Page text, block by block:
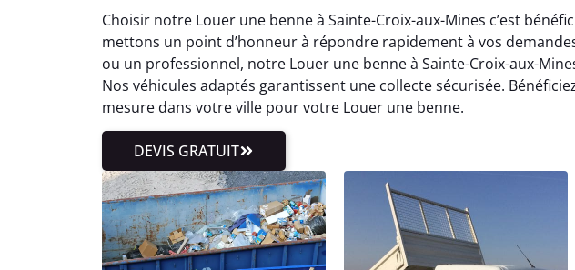
Choisir notre Louer une benne à Sainte-Croix-aux-Mines c’est
mettons un point d’honneur à répondre rapidement à vos
ou un professionnel, notre Louer une benne à Sainte-Croix-aux-
Nos véhicules adaptés garantissent une collecte sécurisée.
mesure dans votre ville pour votre Louer une benne.
DEVIS GRATUIT